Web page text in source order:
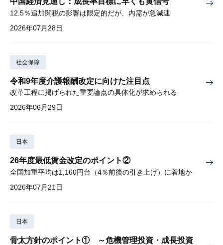
12.5％追加関税の影響は限定的だが、内需が急減速
2026年07月28日
社会保障
令和9年度介護報酬改定に向けた注目点
改革工程に掲げられた重要論点の具体化が求められる
2026年06月29日
日本
26年度最低賃金改定のポイント②
全国加重平均は1,160円台（4％前後の引き上げ）に着地か
2026年07月21日
日本
骨太方針のポイント① ～危機管理投資・成長投資